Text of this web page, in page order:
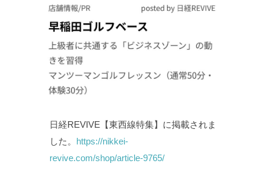
日経REVIVE【東西線特集】に掲載されま
した。 https://nikkei-
revive.com/shop/article-9765/